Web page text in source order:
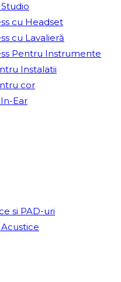
cu Headset
cu Lavalieră
Pentru Instrumente
Instalatii
cor
Ear
si PAD-uri